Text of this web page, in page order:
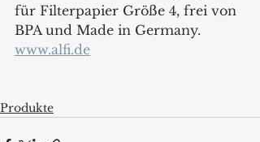
für Filterpapier Größe 4, frei von
BPA und Made in Germany.
www.alfi.de
Produkte